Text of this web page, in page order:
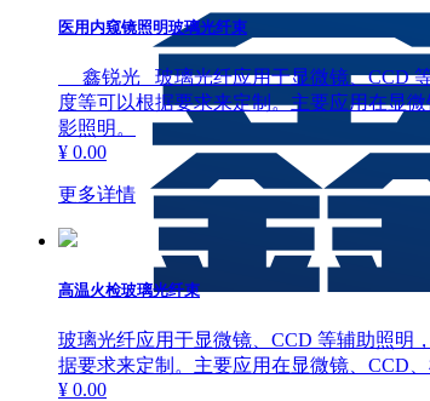
医用内窥镜照明玻璃光纤束
鑫锐光 玻璃光纤应用于显微镜、CCD 等
度等可以根据要求来定制。主要应用在显
影照明。
¥ 0.00
更多详情
高温火检玻璃光纤束
玻璃光纤应用于显微镜、CCD 等辅助照明
据要求来定制。主要应用在显微镜、CCD
¥ 0.00